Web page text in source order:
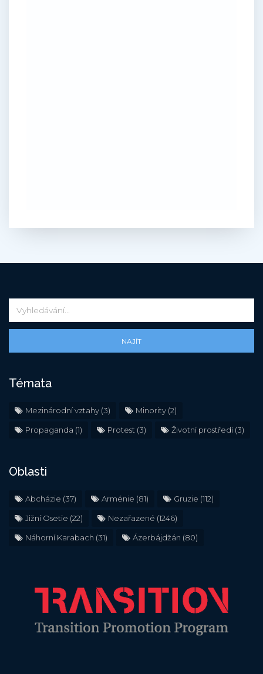
NAJÍT
Témata
Mezinárodní vztahy (3) Minority (2)
Propaganda (1) Protest (3) Životní prostředí(3)
Oblasti
Abcházie (37) Arménie (81) Gruzie (112)
Jižní Osetie (22) Nezařazené (1246)
Náhorní Karabach (31) Ázerbájdžán (80)